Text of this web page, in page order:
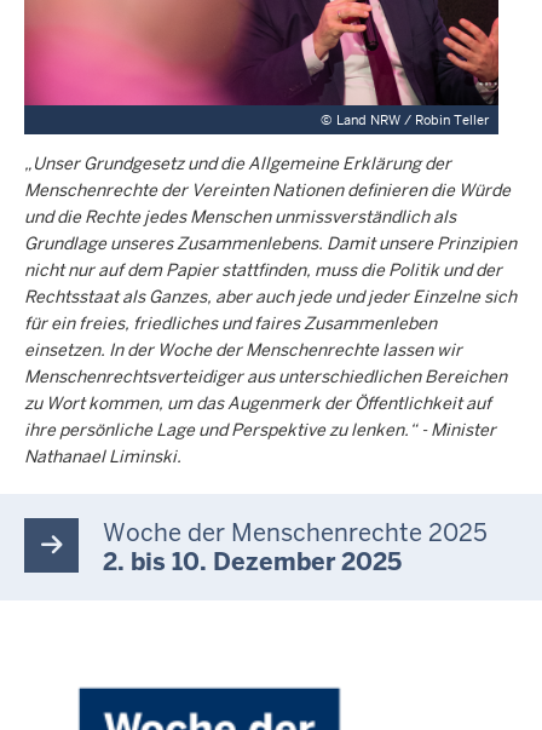
© Land NRW / Robin Teller
„Unser Grundgesetz und die Allgemeine Erklärung der
Menschenrechte der Vereinten Nationen definieren die Würde
und die Rechte jedes Menschen unmissverständlich als
Grundlage unseres Zusammenlebens. Damit unsere Prinzipien
nicht nur auf dem Papier stattfinden, muss die Politik und der
Rechtsstaat als Ganzes, aber auch jede und jeder Einzelne sich
für ein freies, friedliches und faires Zusammenleben
einsetzen. In der Woche der Menschenrechte lassen wir
Menschenrechtsverteidiger aus unterschiedlichen Bereichen
zu Wort kommen, um das Augenmerk der Öffentlichkeit auf
ihre persönliche Lage und Perspektive zu lenken.“ - Minister
Nathanael Liminski.
Woche der Menschenrechte 2025
2. bis 10. Dezember 2025